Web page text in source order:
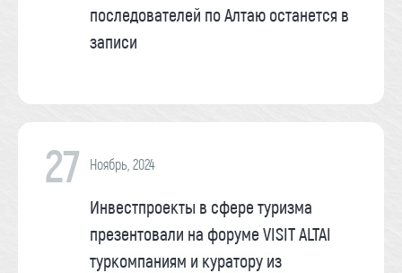
последователей по Алтаю останется в
записи
27 Ноябрь, 2024
Инвестпроекты в сфере туризма
презентовали на форуме VISIT ALTAI
туркомпаниям и куратору из